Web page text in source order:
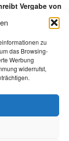
zu
das Browsing-
Werbung
widerrufst,
Vergabe von
neu aus